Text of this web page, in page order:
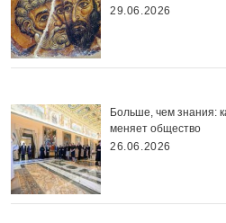
29.06.2026
Больше, чем знания:
меняет общество
26.06.2026